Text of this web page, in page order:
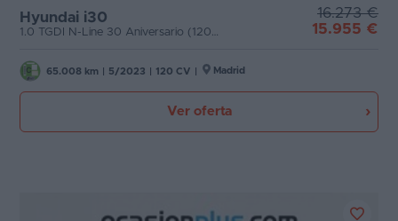
Hyundai i30
1.0 TGDI N-Line 30 Aniversario (120 CV)
16.273 €
15.955 €
65.008 km 5/2023 120 CV Madrid
Ver oferta